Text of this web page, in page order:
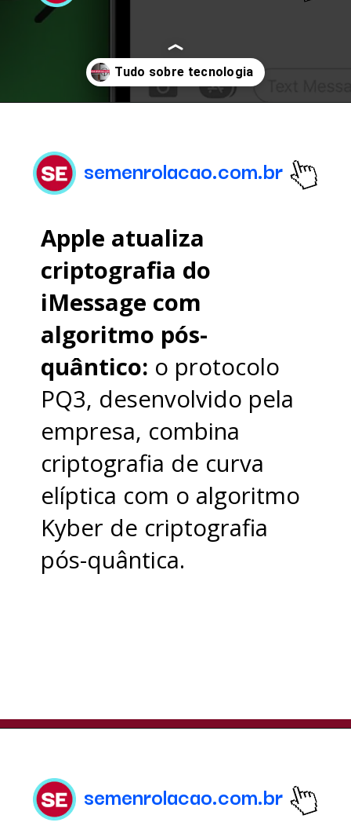
Apple atualiza
criptografia do
iMessage com
algoritmo pós-
quântico: o protocolo
PQ3, desenvolvido pela
empresa, combina
criptografia de curva
elíptica com o algoritmo
Kyber de criptografia
pós-quântica.
semenrolacao.com.br
semenrolacao.com.br